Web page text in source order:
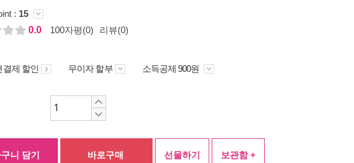
: 15
0.0
100자평(0) 리뷰(0)
결제 할인 무이자 할부 소득공제 900원
니 담기 바로구매 선물하기 보관함 +